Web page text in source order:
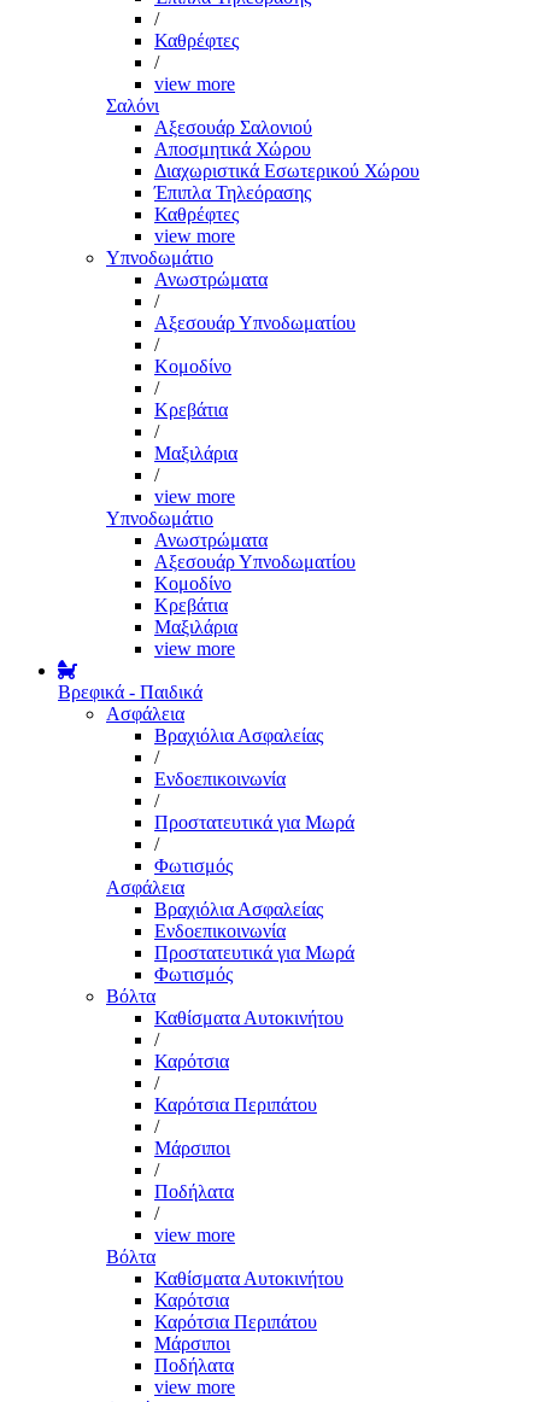
/
Καθρέφτες
/
view more
Σαλόνι
Αξεσουάρ Σαλονιού
Αποσμητικά Χώρου
Διαχωριστικά Εσωτερικού Χώρου
Έπιπλα Τηλεόρασης
Καθρέφτες
view more
Υπνοδωμάτιο
Ανωστρώματα
/
Αξεσουάρ Υπνοδωματίου
/
Κομοδίνο
/
Κρεβάτια
/
Μαξιλάρια
/
view more
Υπνοδωμάτιο
Ανωστρώματα
Αξεσουάρ Υπνοδωματίου
Κομοδίνο
Κρεβάτια
Μαξιλάρια
view more
Βρεφικά - Παιδικά
Ασφάλεια
Βραχιόλια Ασφαλείας
/
Ενδοεπικοινωνία
/
Προστατευτικά για Μωρά
/
Φωτισμός
Ασφάλεια
Βραχιόλια Ασφαλείας
Ενδοεπικοινωνία
Προστατευτικά για Μωρά
Φωτισμός
Βόλτα
Καθίσματα Αυτοκινήτου
/
Καρότσια
/
Καρότσια Περιπάτου
/
Μάρσιποι
/
Ποδήλατα
/
view more
Βόλτα
Καθίσματα Αυτοκινήτου
Καρότσια
Καρότσια Περιπάτου
Μάρσιποι
Ποδήλατα
view more